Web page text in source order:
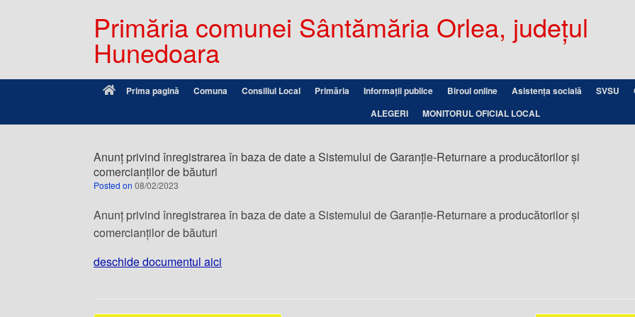
Primăria comunei Sântămăria Orlea, județul
Hunedoara
Prima pagină Comuna Consiliul Local Primăria Informații publice Biroul online Asistența socială SVSU
ALEGERI
MONITORUL OFICIAL LOCAL
Anunț privind înregistrarea în baza de date a Sistemului de Garanție-Returnare a producătorilor și
comercianților de băuturi
Posted on 08/02/2023
Anunț privind înregistrarea în baza de date a Sistemului de Garanție-Returnare a producătorilor și
comercianților de băuturi
deschide documentul aici